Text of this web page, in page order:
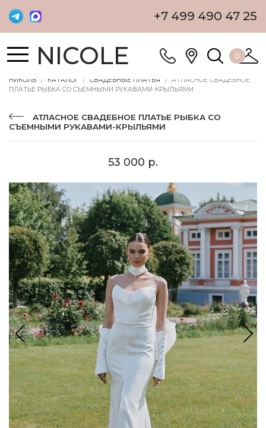
+7 499 490 47 25
NICOLE 0
НИКОЛЬ КАТАЛОГ СВАДЕБНЫЕ ПЛАТЬЯ
АТЛАСНОЕ СВАДЕБНОЕ
ПЛАТЬЕ РЫБКА СО СЪЕМНЫМИ РУКАВАМИ-КРЫЛЬЯМИ
АТЛАСНОЕ СВАДЕБНОЕ ПЛАТЬЕ РЫБКА СО
СЪЕМНЫМИ РУКАВАМИ-КРЫЛЬЯМИ
53 000 р.